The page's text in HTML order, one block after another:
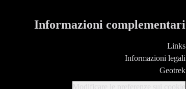
Informazioni complementari
Links
Informazioni legali
Geotrek
Modificare le preferenze sui cookie